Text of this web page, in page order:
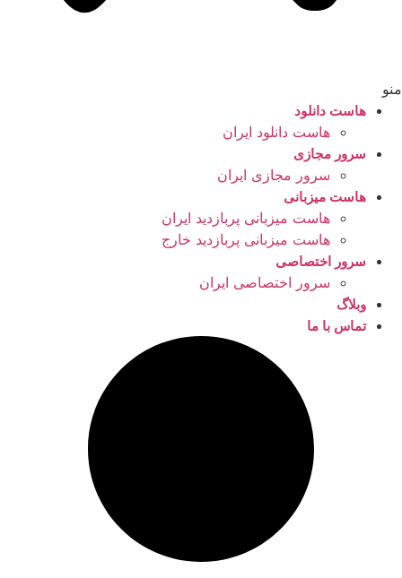
منو
هاست دانلود
هاست دانلود ایران
سرور مجازی
سرور مجازی ایران
هاست میزبانی
هاست میزبانی پربازدید ایران
هاست میزبانی پربازدید خارج
سرور اختصاصی
سرور اختصاصی ایران
وبلاگ
تماس با ما